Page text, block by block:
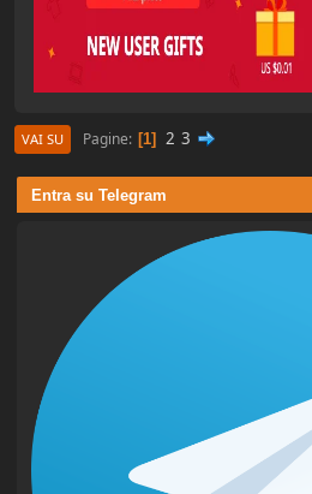
Entra su Telegram
VAI SU Pagine 1 2 3